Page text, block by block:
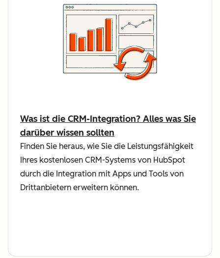
Was ist die CRM-Integration? Alles was Sie
darüber wissen sollten
Finden Sie heraus, wie Sie die Leistungsfähigkeit
Ihres kostenlosen CRM-Systems von HubSpot
durch die Integration mit Apps und Tools von
Drittanbietern erweitern können.